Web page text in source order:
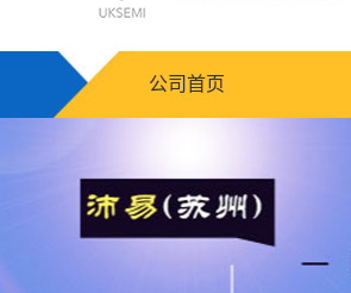
公司首页